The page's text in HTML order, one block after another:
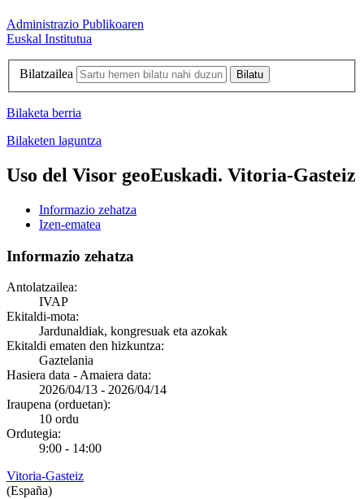
Administrazio Publikoaren
Euskal Institutua
Bilatzailea
Bilaketa berria
Bilaketen laguntza
Uso del Visor geoEuskadi. Vitoria-Gasteiz
Informazio zehatza
Izen-ematea
Informazio zehatza
Antolatzailea:
IVAP
Ekitaldi-mota:
Jardunaldiak, kongresuak eta azokak
Ekitaldi ematen den hizkuntza:
Gaztelania
Hasiera data - Amaiera data:
2026/04/13 - 2026/04/14
Iraupena (orduetan):
10 ordu
Ordutegia:
9:00 - 14:00
Vitoria-Gasteiz
(España)